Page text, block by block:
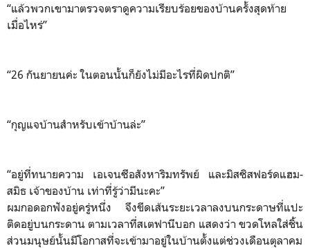
“แล้วพวกเขามาตรวจตราดูความเรียบร้อยของบ้านครั้งสุดท้าย
เมื่อไหร่”
“26 กันยายนค่ะ ในตอนนั้นก็ยังไม่มีอะไรที่ผิดปกติ”
“กุญแจบ้านสำหรับเข้าบ้านล่ะ”
“อยู่ที่ทนายความ เอเจนซีอสังหาริมทรัพย์ และมิสซิสฟอร์ดแฮม-
สมิธ เจ้าของบ้าน เท่าที่รู้ว่ามีนะคะ”
ผมกอดอกฟังอยู่ครู่หนึ่ง จึงขีดเส้นระยะเวลาลงบนกระดาษที่แปะ
ติดอยู่บนกระดาน ตามเวลาที่สเตฟานีบอก แสดงว่า ขวดโหลใส่ชิ้น
ส่วนมนุษย์นั้นมีโอกาสที่จะเข้ามาอยู่ในบ้านตั้งแต่ช่วงเดือนตุลาคม